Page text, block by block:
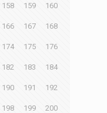
158 159 160
166 167 168
174 175 176
182 183 184
190 191 192
198 199 200